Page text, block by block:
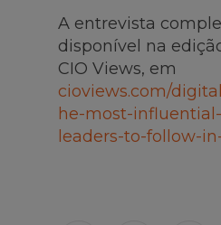
A entrevista
disponível na
CIO Views, em
cioviews.com/
he-most-
leaders-to-follow-